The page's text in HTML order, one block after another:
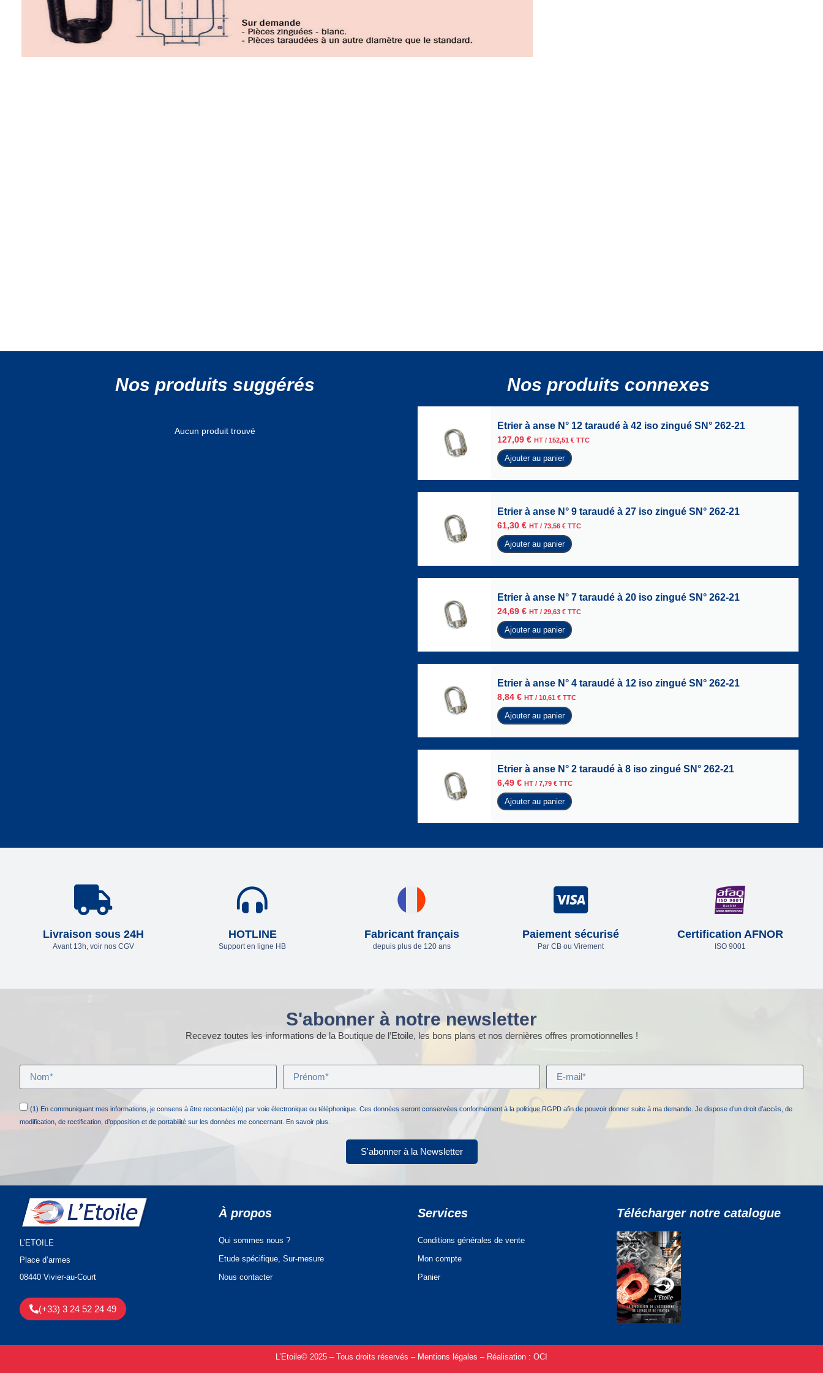
Nos produits suggérés
Aucun produit trouvé
Nos produits connexes
Etrier à anse N° 12 taraudé à 42 iso zingué SN° 262-21
127,09 € HT / 152,51 € TTC
Ajouter au panier
Etrier à anse N° 9 taraudé à 27 iso zingué SN° 262-21
61,30 € HT / 73,56 € TTC
Ajouter au panier
Etrier à anse N° 7 taraudé à 20 iso zingué SN° 262-21
24,69 € HT / 29,63 € TTC
Ajouter au panier
Etrier à anse N° 4 taraudé à 12 iso zingué SN° 262-21
8,84 € HT / 10,61 € TTC
Ajouter au panier
Etrier à anse N° 2 taraudé à 8 iso zingué SN° 262-21
6,49 € HT / 7,79 € TTC
Ajouter au panier
Livraison sous 24H
Avant 13h, voir nos CGV
HOTLINE
Support en ligne HB
Fabricant français
depuis plus de 120 ans
Paiement sécurisé
Par CB ou Virement
Certification AFNOR
ISO 9001
S'abonner à notre newsletter
Recevez toutes les informations de la Boutique de l’Etoile, les bons plans et nos dernières offres promotionnelles !
(1) En communiquant mes informations, je consens à être recontacté(e) par voie électronique ou téléphonique. Ces données seront conservées conformément à la politique RGPD afin de pouvoir donner suite à ma demande. Je dispose d’un droit d’accès, de
modification, de rectification, d’opposition et de portabilité sur les données me concernant. En savoir plus.
S'abonner à la Newsletter
L’ETOILE
Place d’armes
08440 Vivier-au-Court
(+33) 3 24 52 24 49
À propos
Qui sommes nous ?
Etude spécifique, Sur-mesure
Nous contacter
Services
Conditions générales de vente
Mon compte
Panier
Télécharger notre catalogue
L’Etoile© 2025 – Tous droits réservés – Mentions légales – Réalisation : OCI